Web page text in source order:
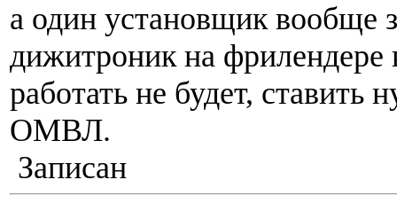
а один установщик вообще
дижитроник на фрилендере
работать не будет, ставить
ОМВЛ.
Записан